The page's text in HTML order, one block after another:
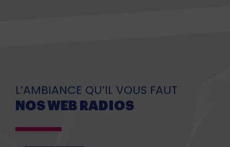
L’AMBIANCE QU’IL VOUS FAUT
NOS WEB RADIOS